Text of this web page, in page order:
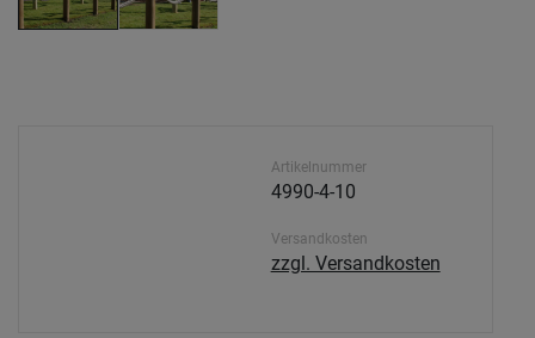
Artikelnummer
4990-4-10
Versandkosten
zzgl. Versandkosten